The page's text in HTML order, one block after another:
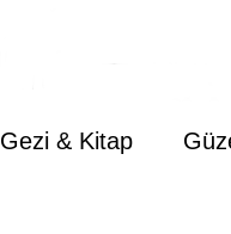
Gezi & Kitap